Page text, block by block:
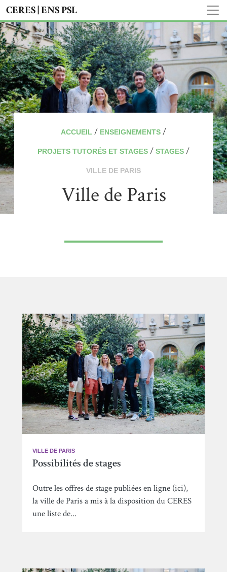
CERES | ENS PSL
ACCUEIL / ENSEIGNEMENTS /
PROJETS TUTORÉS ET STAGES / STAGES /
VILLE DE PARIS
Ville de Paris
VILLE DE PARIS
Possibilités de stages
Outre les offres de stage publiées en ligne (ici),
la ville de Paris a mis à la disposition du CERES
une liste de...